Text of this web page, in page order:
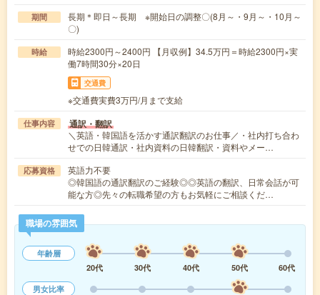
期間
長期＊即日～長期 ※開始日の調整〇(8月～・9月～・10月～
〇)
時給
時給2300円～2400円 【月収例】34.5万円＝時給2300円×実
働7時間30分×20日
交通費
※交通費実費3万円/月まで支給
仕事内容 通訳・翻訳
＼英語・韓国語を活かす通訳翻訳のお仕事／・社内打ち合わ
せでの日韓通訳・社内資料の日韓翻訳・資料やメー…
応募資格
英語力不要
◎韓国語の通訳翻訳のご経験◎◎英語の翻訳、日常会話が可
能な方◎先々の転職希望の方もお気軽にご相談くだ…
職場の雰囲気
年齢層
20代
30代 40代 50代
60代
男女比率